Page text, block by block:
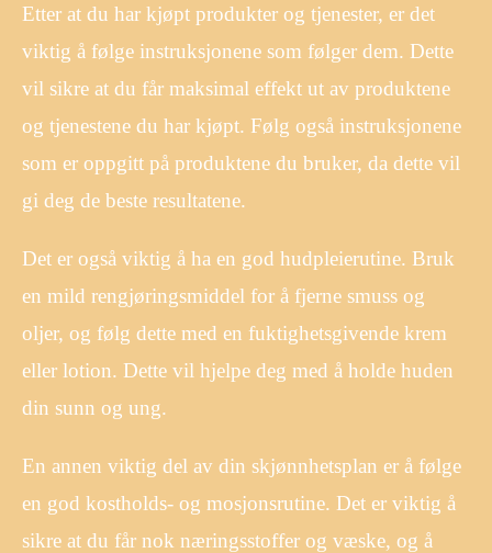
Etter at du har kjøpt produkter og tjenester, er det
viktig å følge instruksjonene som følger dem. Dette
vil sikre at du får maksimal effekt ut av produktene
og tjenestene du har kjøpt. Følg også instruksjonene
som er oppgitt på produktene du bruker, da dette vil
gi deg de beste resultatene.
Det er også viktig å ha en god hudpleierutine. Bruk
en mild rengjøringsmiddel for å fjerne smuss og
oljer, og følg dette med en fuktighetsgivende krem ​​
eller lotion. Dette vil hjelpe deg med å holde huden
din sunn og ung.
En annen viktig del av din skjønnhetsplan er å følge
en god kostholds- og mosjonsrutine. Det er viktig å
sikre at du får nok næringsstoffer og væske, og å